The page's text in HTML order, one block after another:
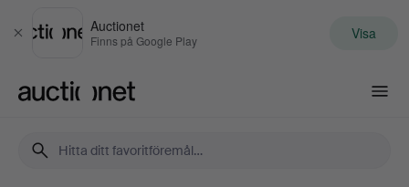
Stäng
Auctionet
Finns på Google Play Visa